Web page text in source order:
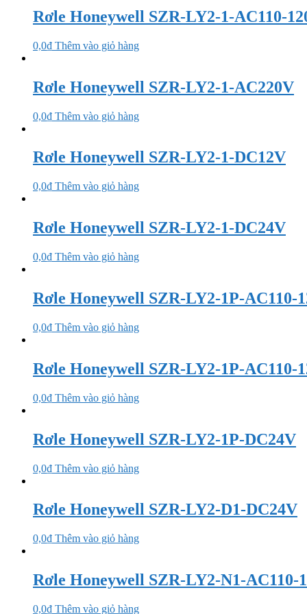
Rơle Honeywell SZR-LY2-1-AC110-
0,0₫ Thêm vào giỏ hàng
Rơle Honeywell SZR-LY2-1-AC220V
0,0₫ Thêm vào giỏ hàng
Rơle Honeywell SZR-LY2-1-DC12V
0,0₫ Thêm vào giỏ hàng
Rơle Honeywell SZR-LY2-1-DC24V
0,0₫ Thêm vào giỏ hàng
Rơle Honeywell SZR-LY2-1P-AC110-
0,0₫ Thêm vào giỏ hàng
Rơle Honeywell SZR-LY2-1P-AC110-
0,0₫ Thêm vào giỏ hàng
Rơle Honeywell SZR-LY2-1P-DC24V
0,0₫ Thêm vào giỏ hàng
Rơle Honeywell SZR-LY2-D1-DC24V
0,0₫ Thêm vào giỏ hàng
Rơle Honeywell SZR-LY2-N1-AC110-
0,0₫ Thêm vào giỏ hàng